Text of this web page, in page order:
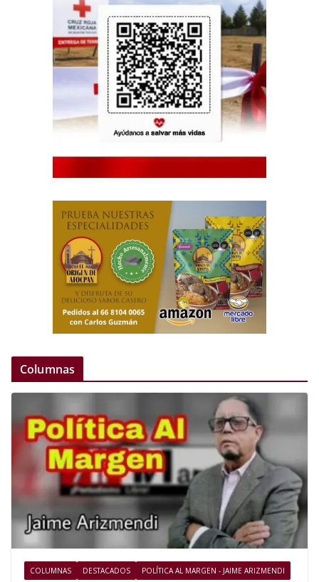
Columnas
COLUMNAS DESTACADOS POLÍTICA AL MARGEN - JAIME ARIZMENDI